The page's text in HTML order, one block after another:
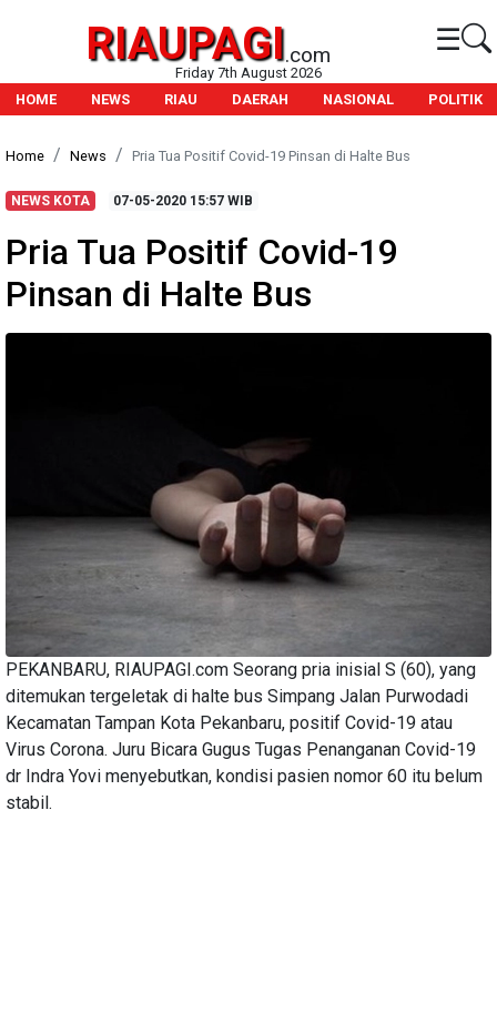
RIAUPAGI.com ☰
Friday 7th August 2026
HOME
NEWS RIAU DAERAH NASIONAL POLITIK
Home News Pria Tua Positif Covid-19 Pinsan di Halte Bus
NEWS KOTA 07-05-2020 15:57 WIB
Pria Tua Positif Covid-19
Pinsan di Halte Bus
PEKANBARU, RIAUPAGI.com Seorang pria inisial S (60), yang
ditemukan tergeletak di halte bus Simpang Jalan Purwodadi
Kecamatan Tampan Kota Pekanbaru, positif Covid-19 atau
Virus Corona. Juru Bicara Gugus Tugas Penanganan Covid-19
dr Indra Yovi menyebutkan, kondisi pasien nomor 60 itu belum
stabil.